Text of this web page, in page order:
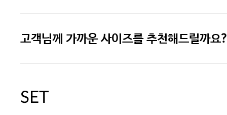
주말특가 20%(8.7~8.9)/5만원 이
고객님께 가까운 사이즈를 추천해드릴까요?
SET